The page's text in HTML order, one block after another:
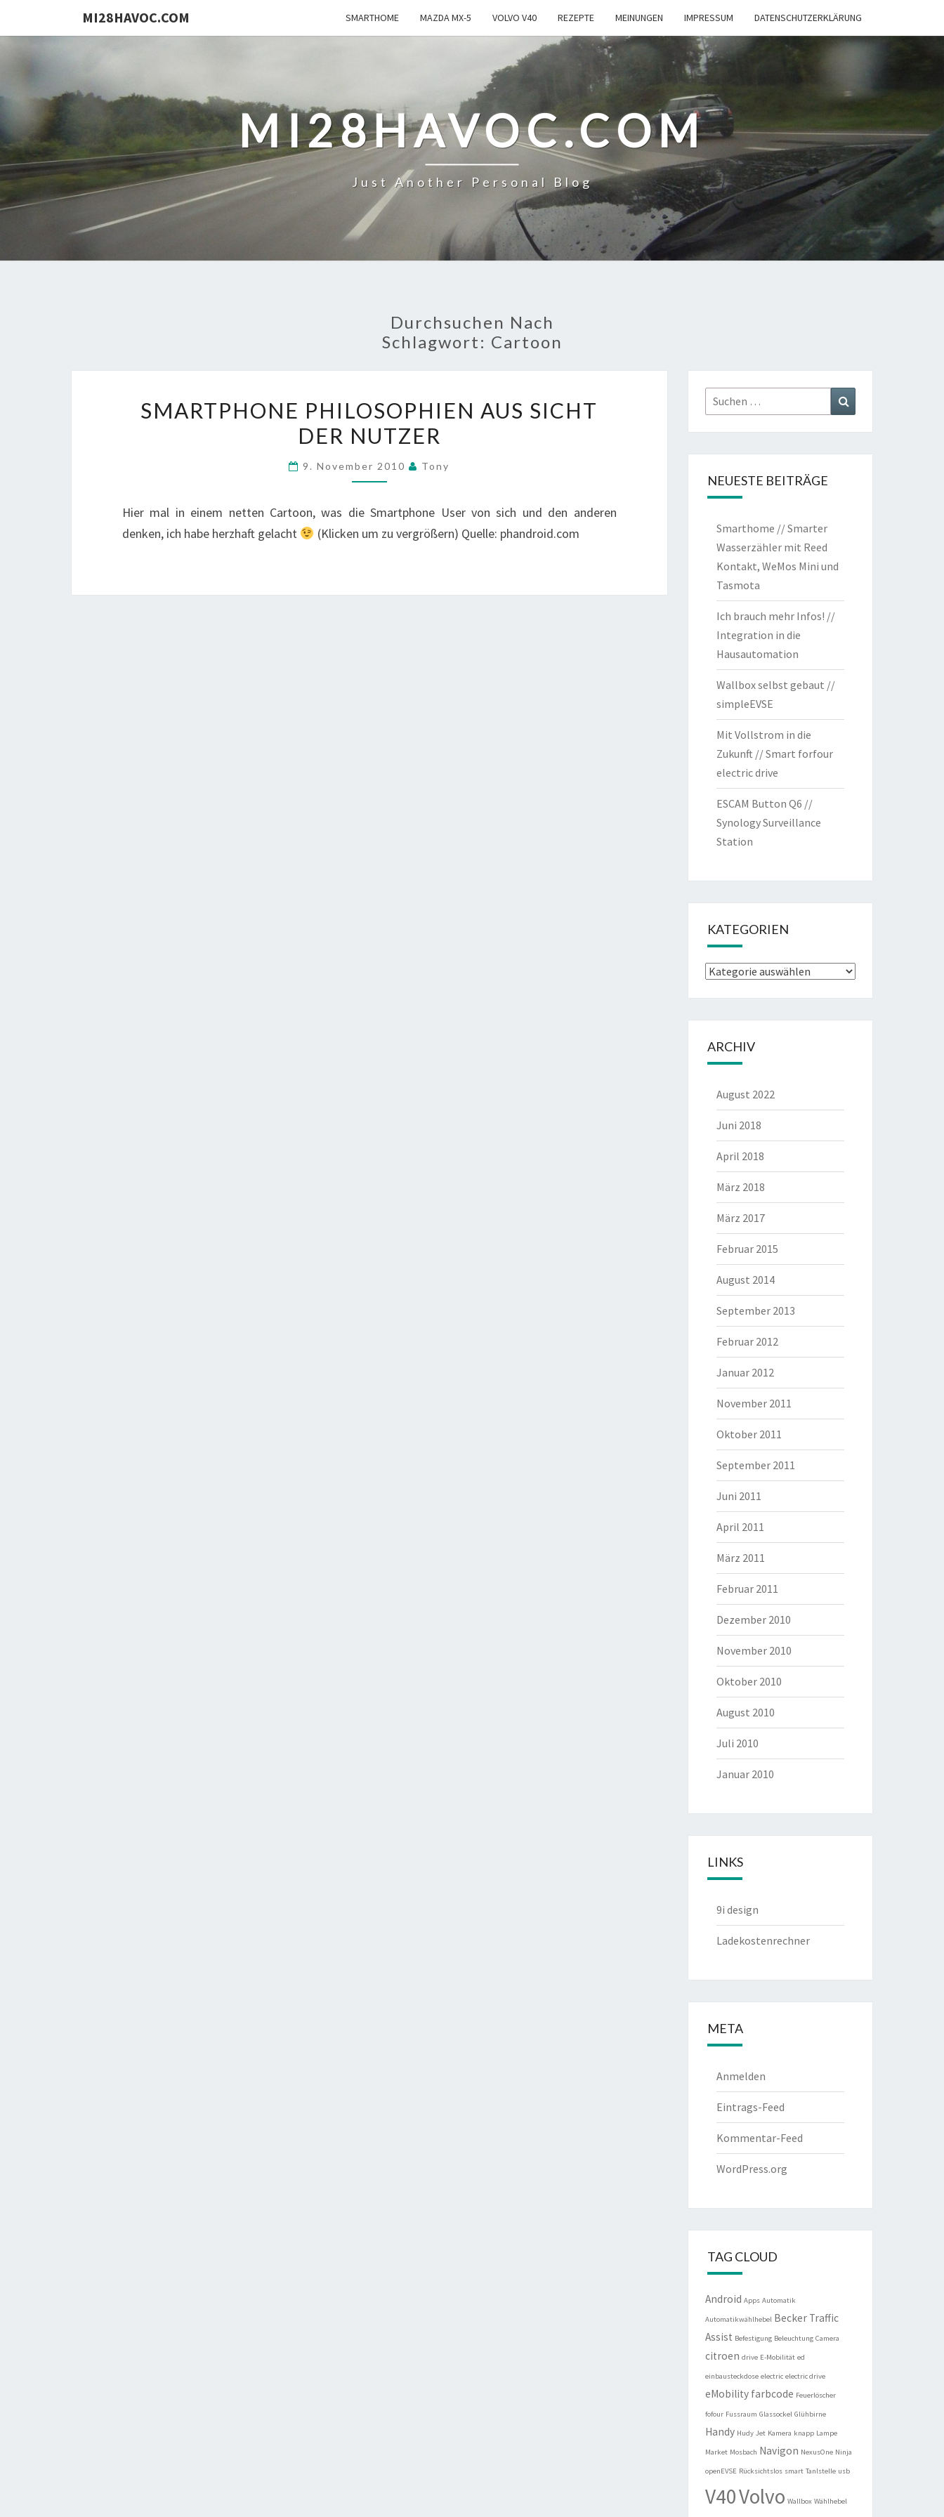
MI28HAVOC.COM SMARTHOME MAZDA MX-5 VOLVO V40 REZEPTE MEINUNGEN IMPRESSUM DATENSCHUTZERKLÄRUNG
MI28HAVOC.COM
Just Another Personal Blog
Durchsuchen Nach
Schlagwort: Cartoon
PHILOSOPHIEN
AUS
DER
SMARTPHONE PHILOSOPHIEN AUS SICHT
DER NUTZER
9. November 2010 Tony
Hier mal in einem netten Cartoon, was die Smartphone User von sich und den anderen
denken, ich habe herzhaft gelacht
(Klicken um zu vergrößern) Quelle: phandroid.com
Suchen
nach:
NEUESTE BEITRÄGE
Smarthome // Smarter
Wasserzähler mit Reed
Kontakt, WeMos Mini und
Tasmota
Ich brauch mehr Infos! //
Integration in die
Hausautomation
Wallbox selbst gebaut //
simpleEVSE
Mit Vollstrom in die
Zukunft // Smart forfour
electric drive
ESCAM Button Q6 //
Synology Surveillance
Station
KATEGORIEN
Kategorien
ARCHIV
August 2022
Juni 2018
April 2018
März 2018
März 2017
Februar 2015
August 2014
September 2013
Februar 2012
Januar 2012
November 2011
Oktober 2011
September 2011
Juni 2011
April 2011
März 2011
Februar 2011
Dezember 2010
November 2010
Oktober 2010
August 2010
Juli 2010
Januar 2010
LINKS
9i design
Ladekostenrechner
META
Anmelden
Eintrags-Feed
Kommentar-Feed
WordPress.org
TAG CLOUD
Android Apps Automatik
Automatikwählhebel Becker Traffic
Assist Befestigung Beleuchtung Camera
citroen drive E-Mobilität ed
einbausteckdose electric electric drive
eMobility farbcode Feuerlöscher
fofour Fussraum Glassockel Glühbirne
Handy Hudy Jet Kamera knapp Lampe
Market Mosbach Navigon NexusOne Ninja
openEVSE Rücksichtslos smart Tanlstelle usb
V40Volvo Wallbox Wählhebel